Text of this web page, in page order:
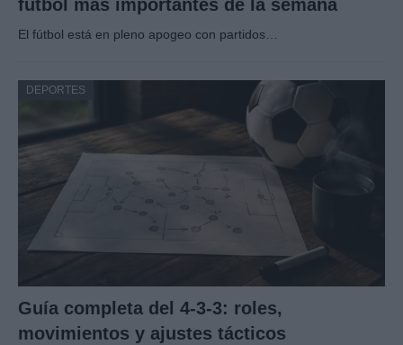
fútbol más importantes de la semana
El fútbol está en pleno apogeo con partidos…
DEPORTES
Guía completa del 4-3-3: roles,
movimientos y ajustes tácticos